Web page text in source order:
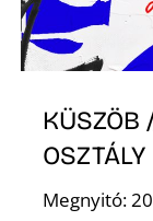
KÜSZÖB
Megnyitó: